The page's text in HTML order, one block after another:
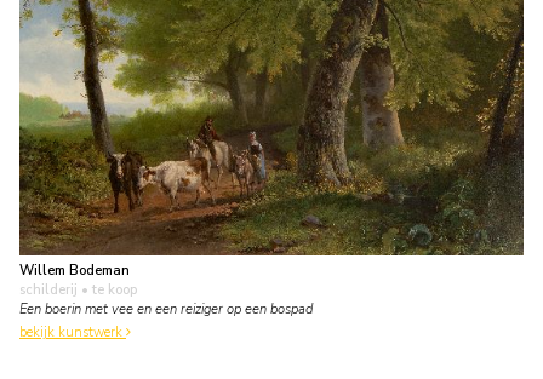
Willem Bodeman
schilderij • te koop
Een boerin met vee en een reiziger op een bospad
bekijk kunstwerk